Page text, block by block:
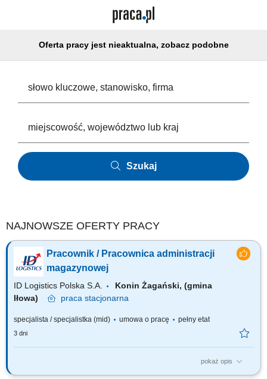
Oferta pracy jest nieaktualna, zobacz podobne
Szukaj
NAJNOWSZE OFERTY PRACY
Pracownik / Pracownica administracji
magazynowej
ID Logistics Polska S.A.
Konin Żagański, (gmina
Iłowa)
praca stacjonarna
specjalista / specjalistka (mid) umowa o pracę pełny etat
3 dni
pokaż opis
Twoje obowiązki: wprowadzanie danych do systemu i weryfikacja